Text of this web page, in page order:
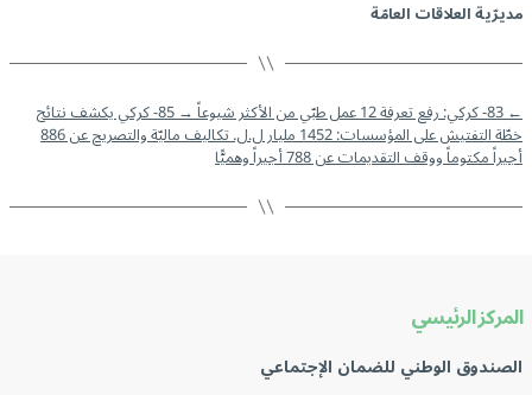
مديرّية العلاقات العامّة
←83- كركي: رفع تعرفة 12 عمل طبّي من الأكثر شيوعاً → 85- كركي يكشف نتائج
خطّة التفتيش على المؤسسات: 1452 مليار ل.ل. تكاليف ماليّة والتصريح عن 886
أجيراً مكتوماً ووقف التقديمات عن 788 أجيراً وهميًّا
المركز الرئيسي
الصندوق الوطني للضمان الإجتماعي